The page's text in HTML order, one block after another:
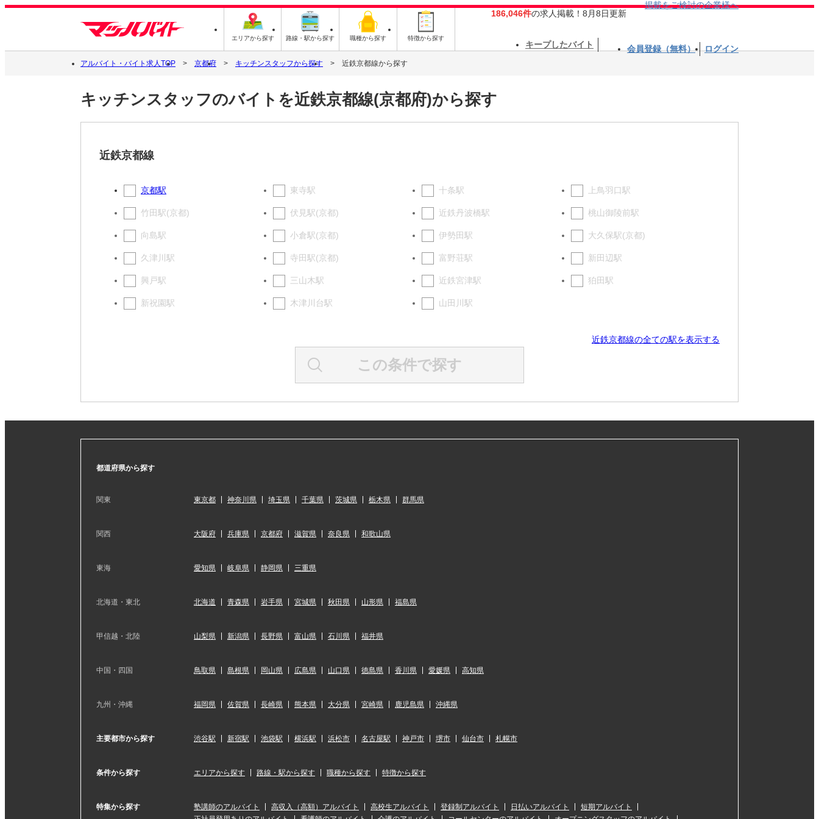
エリアから探す 路線・駅から探す 職種から探す 特徴から探す
186,046件の求人掲載！8月8日更新
掲載をご検討の企業様へ
キープしたバイト 会員登録（無料） ログイン
アルバイト・バイト求人TOP 京都府 キッチンスタッフから探す 近鉄京都線から探す
キッチンスタッフのバイトを近鉄京都線(京都府)から探す
近鉄京都線
京都駅 東寺駅 十条駅 上鳥羽口駅
竹田駅(京都) 伏見駅(京都) 近鉄丹波橋駅 桃山御陵前駅
向島駅 小倉駅(京都) 伊勢田駅 大久保駅(京都)
久津川駅 寺田駅(京都) 富野荘駅 新田辺駅
興戸駅 三山木駅 近鉄宮津駅 狛田駅
新祝園駅 木津川台駅 山田川駅
近鉄京都線の全ての駅を表示する
この条件で探す
都道府県から探す
関東 東京都 神奈川県 埼玉県 千葉県 茨城県 栃木県 群馬県
関西 大阪府 兵庫県 京都府 滋賀県 奈良県 和歌山県
東海 愛知県 岐阜県 静岡県 三重県
北海道・東北 北海道 青森県 岩手県 宮城県 秋田県 山形県 福島県
甲信越・北陸 山梨県 新潟県 長野県 富山県 石川県 福井県
中国・四国 鳥取県 島根県 岡山県 広島県 山口県 徳島県 香川県 愛媛県 高知県
九州・沖縄 福岡県 佐賀県 長崎県 熊本県 大分県 宮崎県 鹿児島県 沖縄県
主要都市から探す 渋谷駅 新宿駅 池袋駅 横浜駅 浜松市 名古屋駅 神戸市 堺市 仙台市 札幌市
条件から探す エリアから探す 路線・駅から探す 職種から探す 特徴から探す
特集から探す 塾講師のアルバイト 高収入（高額）アルバイト 高校生アルバイト 登録制アルバイト 日払いアルバイト
短期アルバイト